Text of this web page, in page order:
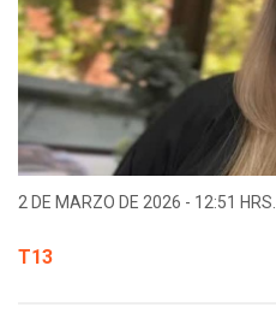
2 DE MARZO DE 2026 - 12:51 HRS.
T13